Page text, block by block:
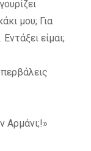
μου; Για
είμαι;
Αρμάνι;!»